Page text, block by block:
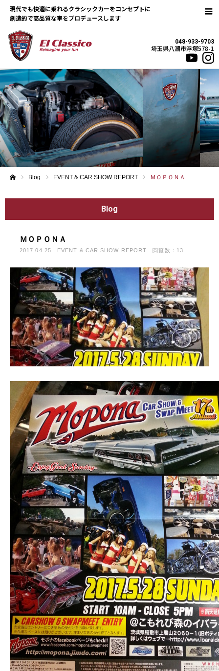
現代でも快適に乗れるクラシックカーをコンセプトに
048-933-9703
埼玉県八潮市浮塚578-1
Blog EVENT & CAR SHOW REPORT ＭＯＰＯＮＡ
Blog
ＭＯＰＯＮＡ
2017.04.25 EVENT & CAR SHOW REPORT 閲覧数：13